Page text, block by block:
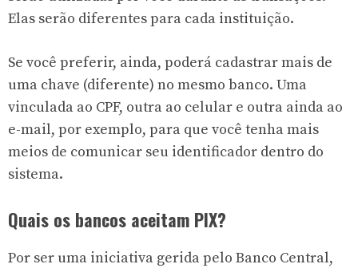
Elas serão diferentes para cada instituição.
Se você preferir, ainda, poderá cadastrar mais de
uma chave (diferente) no mesmo banco. Uma
vinculada ao CPF, outra ao celular e outra ainda ao
e-mail, por exemplo, para que você tenha mais
meios de comunicar seu identificador dentro do
sistema.
Quais os bancos aceitam PIX?
Por ser uma iniciativa gerida pelo Banco Central,